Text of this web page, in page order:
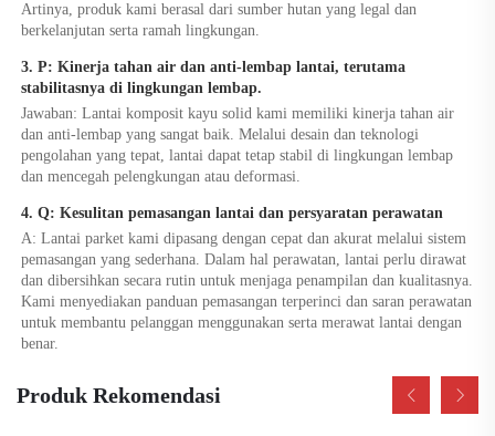
Artinya, produk kami berasal dari sumber hutan yang legal dan
berkelanjutan serta ramah lingkungan.
3. P: Kinerja tahan air dan anti-lembap lantai, terutama
stabilitasnya di lingkungan lembap.
Jawaban: Lantai komposit kayu solid kami memiliki kinerja tahan air
dan anti-lembap yang sangat baik. Melalui desain dan teknologi
pengolahan yang tepat, lantai dapat tetap stabil di lingkungan lembap
dan mencegah pelengkungan atau deformasi.
4. Q: Kesulitan pemasangan lantai dan persyaratan perawatan
A: Lantai parket kami dipasang dengan cepat dan akurat melalui sistem
pemasangan yang sederhana. Dalam hal perawatan, lantai perlu dirawat
dan dibersihkan secara rutin untuk menjaga penampilan dan kualitasnya.
Kami menyediakan panduan pemasangan terperinci dan saran perawatan
untuk membantu pelanggan menggunakan serta merawat lantai dengan
benar.
Produk Rekomendasi